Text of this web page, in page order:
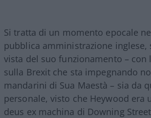
Si tratta di un momento epocale
pubblica amministrazione inglese,
vista del suo funzionamento – con
sulla Brexit che sta impegnando
mandarini di Sua Maestà – sia da
personale, visto che Heywood era
deus ex machina di Downing